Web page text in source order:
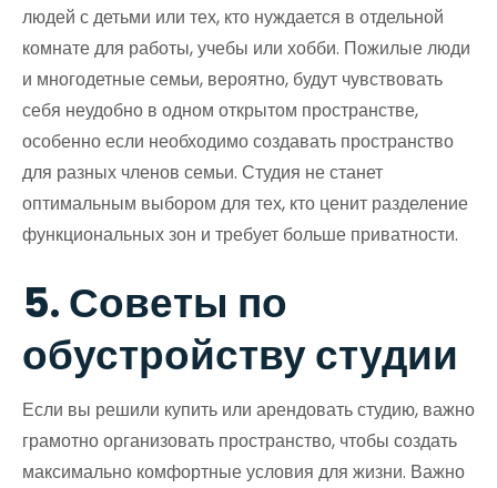
людей с детьми или тех, кто нуждается в отдельной
комнате для работы, учебы или хобби. Пожилые люди
и многодетные семьи, вероятно, будут чувствовать
себя неудобно в одном открытом пространстве,
особенно если необходимо создавать пространство
для разных членов семьи. Студия не станет
оптимальным выбором для тех, кто ценит разделение
функциональных зон и требует больше приватности.
5. Советы по
обустройству студии
Если вы решили купить или арендовать студию, важно
грамотно организовать пространство, чтобы создать
максимально комфортные условия для жизни. Важно